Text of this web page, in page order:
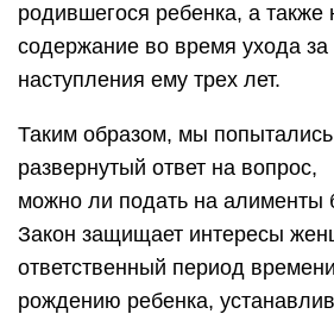
родившегося ребенка, а также
содержание во время ухода
наступления ему трех лет.
Таким образом, мы
развернутый ответ на вопрос,
можно ли подать на алименты
Закон защищает интересы
ответственный период
рождению ребенка,